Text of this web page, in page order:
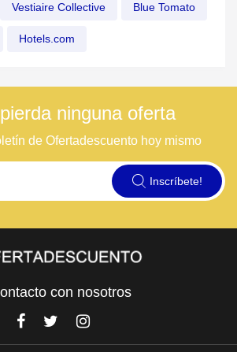
Vestiaire Collective Blue Tomato
Hotels.com
ninguna oferta
de Ofertadescuento hoy mismo
Inscríbete!
con nosotros